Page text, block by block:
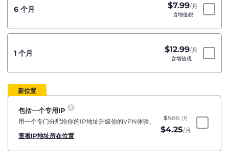
6 个月 $7.99/月
含增值税
1 个月 $12.99/月
含增值税
新位置
包括一个专用IP
用一个专门分配给你的IP地址升级你的VPN体验。
查看IP地址所在位置
$5.00 /月
$4.25/月